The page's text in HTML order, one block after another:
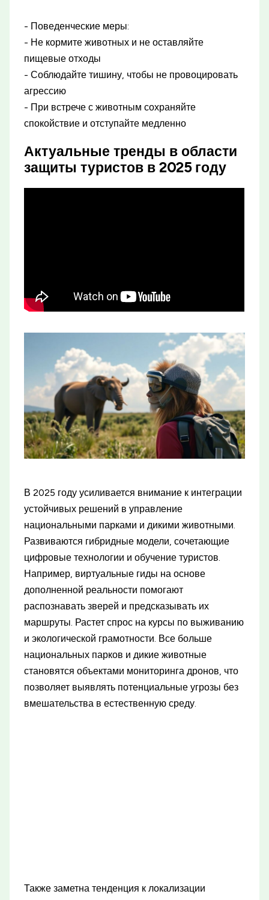
- Поведенческие меры:
- Не кормите животных и не оставляйте
пищевые отходы
- Соблюдайте тишину, чтобы не провоцировать
агрессию
- При встрече с животным сохраняйте
спокойствие и отступайте медленно
Актуальные тренды в области
защиты туристов в 2025 году
В 2025 году усиливается внимание к интеграции
устойчивых решений в управление
национальными парками и дикими животными.
Развиваются гибридные модели, сочетающие
цифровые технологии и обучение туристов.
Например, виртуальные гиды на основе
дополненной реальности помогают
распознавать зверей и предсказывать их
маршруты. Растет спрос на курсы по выживанию
и экологической грамотности. Все больше
национальных парков и дикие животные
становятся объектами мониторинга дронов, что
позволяет выявлять потенциальные угрозы без
вмешательства в естественную среду.
Также заметна тенденция к локализации